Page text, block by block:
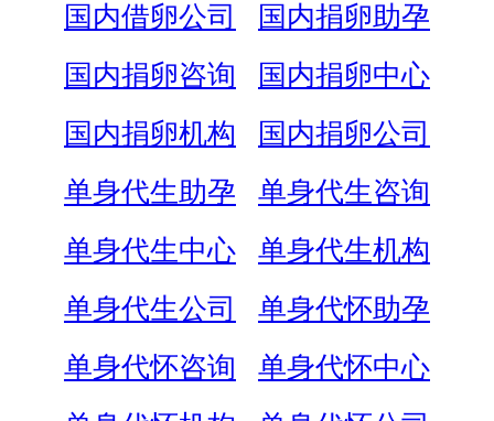
国内借卵公司
国内捐卵助孕
国内捐卵咨询
国内捐卵中心
国内捐卵机构
国内捐卵公司
单身代生助孕
单身代生咨询
单身代生中心
单身代生机构
单身代生公司
单身代怀助孕
单身代怀咨询
单身代怀中心